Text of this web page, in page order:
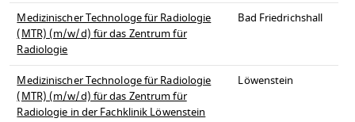
Medizinischer Technologe für Radiologie
(MTR) (m/w/d) für das Zentrum für
Radiologie
Bad Friedrichshall
Medizinischer Technologe für Radiologie
(MTR) (m/w/d) für das Zentrum für
Radiologie in der Fachklinik Löwenstein
Löwenstein